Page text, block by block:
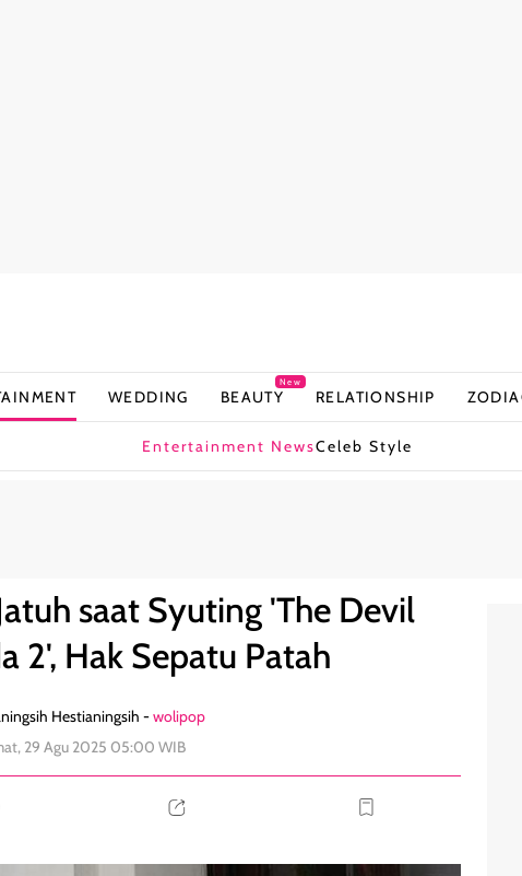
WEDDING BEAUTY
New
RELATIONSHIP
Entertainment NewsCeleb Style
saat Syuting 'The Devil
2', Hak Sepatu Patah
Hestianingsih -wolipop
29 Agu 2025 05:00 WIB